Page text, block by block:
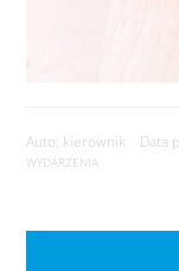
Auto: kierownik Data
WYDARZENIA